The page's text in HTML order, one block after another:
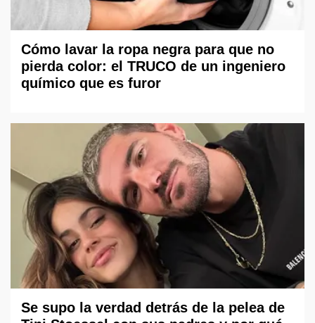
Cómo lavar la ropa negra para que no
pierda color: el TRUCO de un ingeniero
químico que es furor
Se supo la verdad detrás de la pelea de